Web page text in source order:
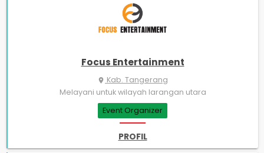
Focus Entertainment
place Kab. Tangerang
Melayani untuk wilayah larangan utara
Event Organizer
PROFIL